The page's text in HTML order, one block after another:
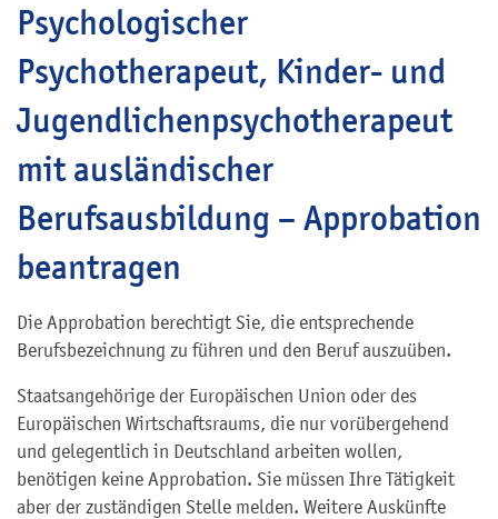
Psychologischer
Psychotherapeut, Kinder- und
Jugendlichenpsychotherapeut
mit ausländischer
Berufsausbildung – Approbation
beantragen
Die Approbation berechtigt Sie, die entsprechende
Berufsbezeichnung zu führen und den Beruf auszuüben.
Staatsangehörige der Europäischen Union oder des
Europäischen Wirtschaftsraums, die nur vorübergehend
und gelegentlich in Deutschland arbeiten wollen,
benötigen keine Approbation. Sie müssen Ihre Tätigkeit
aber der zuständigen Stelle melden. Weitere Auskünfte